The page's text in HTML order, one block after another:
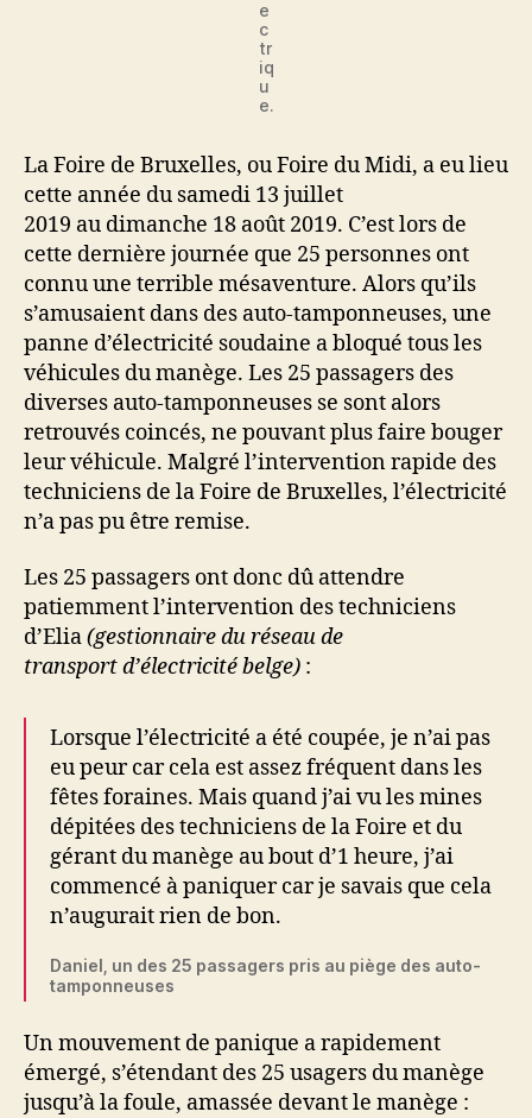
e
c
tr
iq
u
e.
La Foire de Bruxelles, ou Foire du Midi, a eu lieu
cette année du samedi 13 juillet
2019 au dimanche 18 août 2019. C’est lors de
cette dernière journée que 25 personnes ont
connu une terrible mésaventure. Alors qu’ils
s’amusaient dans des auto-tamponneuses, une
panne d’électricité soudaine a bloqué tous les
véhicules du manège. Les 25 passagers des
diverses auto-tamponneuses se sont alors
retrouvés coincés, ne pouvant plus faire bouger
leur véhicule. Malgré l’intervention rapide des
techniciens de la Foire de Bruxelles, l’électricité
n’a pas pu être remise.
Les 25 passagers ont donc dû attendre
patiemment l’intervention des techniciens
d’Elia(gestionnaire du réseau de
transport d’électricité belge) :
Lorsque l’électricité a été coupée, je n’ai pas
eu peur car cela est assez fréquent dans les
fêtes foraines. Mais quand j’ai vu les mines
dépitées des techniciens de la Foire et du
gérant du manège au bout d’1 heure, j’ai
commencé à paniquer car je savais que cela
n’augurait rien de bon.
Daniel, un des 25 passagers pris au piège des auto-
tamponneuses
Un mouvement de panique a rapidement
émergé, s’étendant des 25 usagers du manège
jusqu’à la foule, amassée devant le manège :